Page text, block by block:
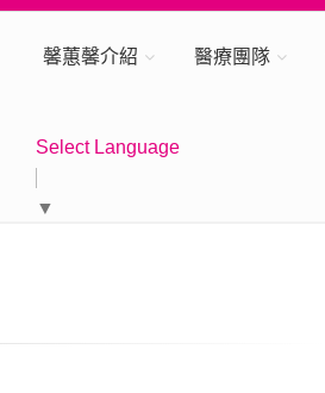
馨蕙馨介紹 醫療團隊
Select Language
▼